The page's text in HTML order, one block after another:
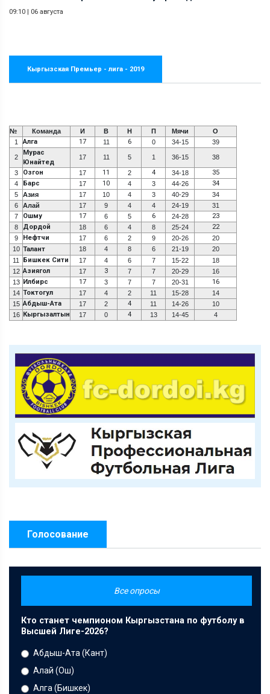
09:10 | 06 августа
Кыргызская Премьер - лига - 2019
№ Команда И В Н П Мячи
О
1
Алга 17 11 6 0 34-15 39
2
Мурас
Юнайтед
17 11 5 1 36-15 38
3 Озгон 17 11 2 4 34-18 35
4 Барс 17 10 4 3 44-26 34
5 Азия 17 10 4 3 40-29
34
6
Алай 17 9 4 4 24-19
31
7
Ошму 17 6 5 6 24-28 23
8 Дордой 18 6 4 8 25-24 22
9 Нефтчи 17 6 2 9 20-26
20
10 Талант 18 4 8 6 21-19
20
11
Бишкек Сити 17 4 6 7 15-22
18
12 Азиягол 17 3 7 7 20-29
16
13 Илбирс 17 3 7 7 20-31 16
14 Токтогул 17 4 2 11 15-28
14
15 Абдыш-Ата 17 2 4 11 14-26
10
16 Кыргызалтын 17 0 4 13 14-45 4
Голосование
Все опросы
Кто станет чемпионом Кыргызстана по футболу в
Высшей Лиге-2026?
Абдыш-Ата (Кант)
Алай (Ош)
Алга (Бишкек)